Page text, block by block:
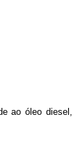
ao óleo diesel,